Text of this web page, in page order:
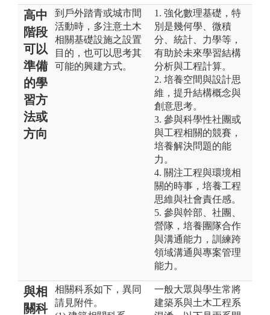
高中
階段
可以
準備
的學
習方
法或
方向
到戶外踏青或城市間
活動時，多注意土木
相關基礎設施之設置
目的，也可以思考其
可能的興建方式。
1. 強化數理基礎，特
別是幾何學、微積
分、統計、力學等，
有助於未來學習結構
分析與工程計算。
2. 培養空間與設計思
維，提升結構概念與
創意思考。
3. 參與科學性社團或
與工程相關的競賽，
培養解決問題的能
力。
4. 關注工程與環境相
關的時事，培養工程
思維與社會責任感。
5. 參與幹部、社團、
營隊，培養團隊合作
與溝通能力，訓練跨
領域溝通與專案管理
能力。
與相
關科
相關科系如下，異同
請見附件。
一般大眾與學生常將
建築系與土木工程系